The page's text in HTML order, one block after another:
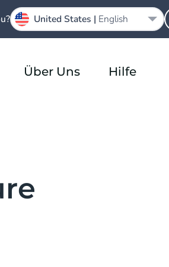
Über Uns Hilfe
United States | English